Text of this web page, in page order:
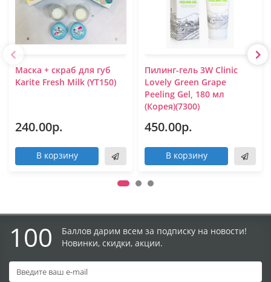
Маска + скраб для губ
Karite Fresh Milk (YT150)
240.00р.
В корзину
Пилинг-гель 3W Clinic
Lovely Green Grape
Peeling Gel, 180 мл
(Корея)(7300)
450.00р.
В корзину
100
Баллов дарим всем за подписку на новости!
Новинки, скидки, акции.